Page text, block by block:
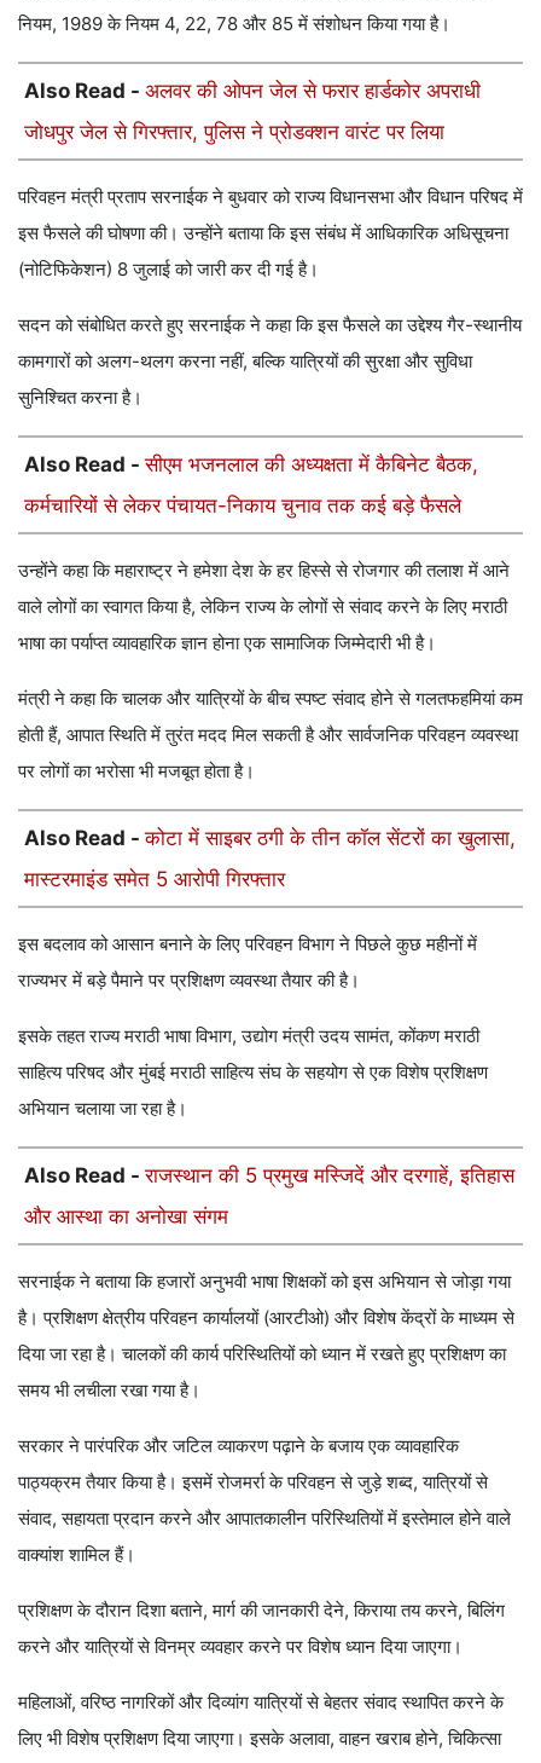
नियम, 1989 के नियम 4, 22, 78 और 85 में संशोधन किया गया है।
Also Read - अलवर की ओपन जेल से फरार हार्डकोर अपराधी
जोधपुर जेल से गिरफ्तार, पुलिस ने प्रोडक्शन वारंट पर लिया
परिवहन मंत्री प्रताप सरनाईक ने बुधवार को राज्य विधानसभा और विधान परिषद में
इस फैसले की घोषणा की। उन्होंने बताया कि इस संबंध में आधिकारिक अधिसूचना
(नोटिफिकेशन) 8 जुलाई को जारी कर दी गई है।
सदन को संबोधित करते हुए सरनाईक ने कहा कि इस फैसले का उद्देश्य गैर-स्थानीय
कामगारों को अलग-थलग करना नहीं, बल्कि यात्रियों की सुरक्षा और सुविधा
सुनिश्चित करना है।
Also Read -सीएम भजनलाल की अध्यक्षता में कैबिनेट बैठक,
कर्मचारियों से लेकर पंचायत-निकाय चुनाव तक कई बड़े फैसले
उन्होंने कहा कि महाराष्ट्र ने हमेशा देश के हर हिस्से से रोजगार की तलाश में आने
वाले लोगों का स्वागत किया है, लेकिन राज्य के लोगों से संवाद करने के लिए मराठी
भाषा का पर्याप्त व्यावहारिक ज्ञान होना एक सामाजिक जिम्मेदारी भी है।
मंत्री ने कहा कि चालक और यात्रियों के बीच स्पष्ट संवाद होने से गलतफहमियां कम
होती हैं, आपात स्थिति में तुरंत मदद मिल सकती है और सार्वजनिक परिवहन व्यवस्था
पर लोगों का भरोसा भी मजबूत होता है।
Also Read -कोटा में साइबर ठगी के तीन कॉल सेंटरों का खुलासा,
मास्टरमाइंड समेत 5 आरोपी गिरफ्तार
इस बदलाव को आसान बनाने के लिए परिवहन विभाग ने पिछले कुछ महीनों में
राज्यभर में बड़े पैमाने पर प्रशिक्षण व्यवस्था तैयार की है।
इसके तहत राज्य मराठी भाषा विभाग, उद्योग मंत्री उदय सामंत, कोंकण मराठी
साहित्य परिषद और मुंबई मराठी साहित्य संघ के सहयोग से एक विशेष प्रशिक्षण
अभियान चलाया जा रहा है।
Also Read -राजस्थान की 5 प्रमुख मस्जिदें और दरगाहें, इतिहास
और आस्था का अनोखा संगम
सरनाईक ने बताया कि हजारों अनुभवी भाषा शिक्षकों को इस अभियान से जोड़ा गया
है। प्रशिक्षण क्षेत्रीय परिवहन कार्यालयों (आरटीओ) और विशेष केंद्रों के माध्यम से
दिया जा रहा है। चालकों की कार्य परिस्थितियों को ध्यान में रखते हुए प्रशिक्षण का
समय भी लचीला रखा गया है।
सरकार ने पारंपरिक और जटिल व्याकरण पढ़ाने के बजाय एक व्यावहारिक
पाठ्यक्रम तैयार किया है। इसमें रोजमर्रा के परिवहन से जुड़े शब्द, यात्रियों से
संवाद, सहायता प्रदान करने और आपातकालीन परिस्थितियों में इस्तेमाल होने वाले
वाक्यांश शामिल हैं।
प्रशिक्षण के दौरान दिशा बताने, मार्ग की जानकारी देने, किराया तय करने, बिलिंग
करने और यात्रियों से विनम्र व्यवहार करने पर विशेष ध्यान दिया जाएगा।
महिलाओं, वरिष्ठ नागरिकों और दिव्यांग यात्रियों से बेहतर संवाद स्थापित करने के
लिए भी विशेष प्रशिक्षण दिया जाएगा। इसके अलावा, वाहन खराब होने, चिकित्सा